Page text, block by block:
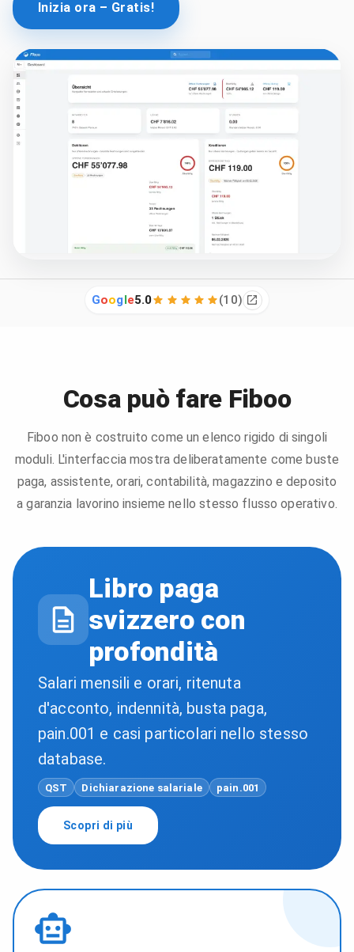
Inizia ora – Gratis!
Google5.0 (10)
Cosa può fare Fiboo
Fiboo non è costruito come un elenco rigido di singoli
moduli. L'interfaccia mostra deliberatamente come buste
paga, assistente, orari, contabilità, magazzino e deposito
a garanzia lavorino insieme nello stesso flusso operativo.
Libro paga
svizzero con
profondità
Salari mensili e orari, ritenuta
d'acconto, indennità, busta paga,
pain.001 e casi particolari nello stesso
database.
QST Dichiarazione salariale pain.001
Scopri di più